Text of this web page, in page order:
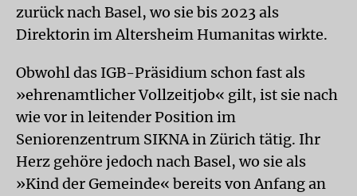
zurück nach Basel, wo sie bis 2023 als
Direktorin im Altersheim Humanitas wirkte.
Obwohl das IGB-Präsidium schon fast als
»ehrenamtlicher Vollzeitjob« gilt, ist sie nach
wie vor in leitender Position im
Seniorenzentrum SIKNA in Zürich tätig. Ihr
Herz gehöre jedoch nach Basel, wo sie als
»Kind der Gemeinde« bereits von Anfang an